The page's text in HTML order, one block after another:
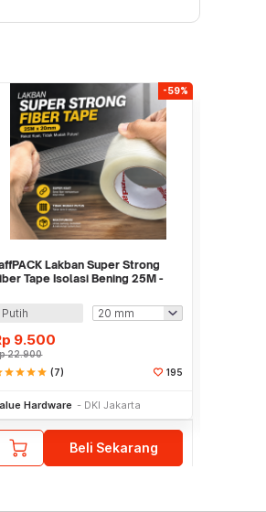
-59%
Lakban Super Strong
Tape Isolasi Bening 25M -
Putih
9.500
22.900
starstarstarstar (7) 195
Hardware DKI Jakarta
Beli Sekarang